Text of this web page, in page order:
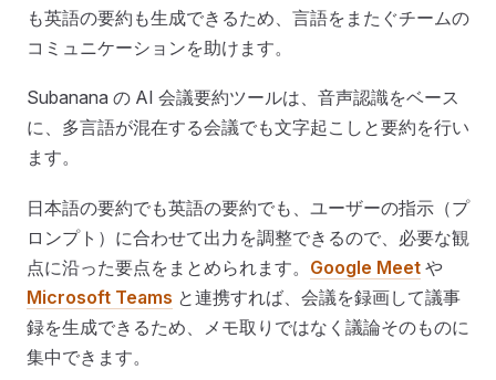
も英語の要約も生成できるため、言語をまたぐチームの
コミュニケーションを助けます。
Subanana の AI 会議要約ツールは、音声認識をベース
に、多言語が混在する会議でも文字起こしと要約を行い
ます。
日本語の要約でも英語の要約でも、ユーザーの指示（プ
ロンプト）に合わせて出力を調整できるので、必要な観
点に沿った要点をまとめられます。 Google Meet や
Microsoft Teams と連携すれば、会議を録画して議事
録を生成できるため、メモ取りではなく議論そのものに
集中できます。